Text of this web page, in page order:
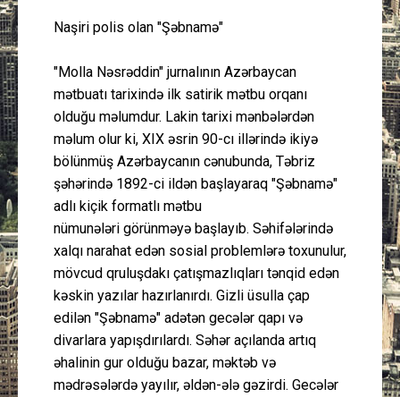
Gündəm
Cəmiyyət
Peşə etikası
Naşiri polis olan "Şəbnamə"
"Molla Nəsrəddin" jurnalının Azərbaycan
mətbuatı tarixində ilk satirik mətbu orqanı
olduğu məlumdur. Lakin tarixi mənbələrdən
məlum olur ki, XIX əsrin 90-cı illərində ikiyə
bölünmüş Azərbaycanın cənubunda, Təbriz
şəhərində 1892-ci ildən başlayaraq "Şəbnamə"
adlı kiçik formatlı mətbu
nümunələri görünməyə başlayıb. Səhifələrində
xalqı narahat edən sosial problemlərə toxunulur,
mövcud qruluşdakı çatışmazlıqları tənqid edən
kəskin yazılar hazırlanırdı. Gizli üsulla çap
edilən "Şəbnamə" adətən gecələr qapı və
divarlara yapışdırılardı. Səhər açılanda artıq
əhalinin gur olduğu bazar, məktəb və
mədrəsələrdə yayılır, əldən-ələ gəzirdi. Gecələr